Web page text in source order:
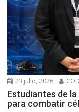
23 julio, 2026
Estudiantes de
para combatir